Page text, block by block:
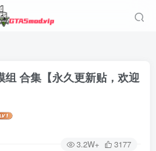
组 合集【永久更新贴，欢迎
3.2W+ 3177